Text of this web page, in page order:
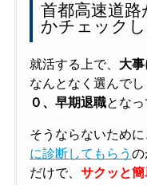
首都高速道
かチェックし
就活する上で、 大
なんとなく選んで
０、早期退職となっ
そうならないため
に診断してもらう
だけで、 サクッと